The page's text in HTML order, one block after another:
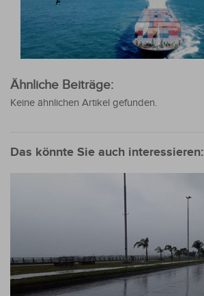
Ähnliche Beiträge:
Keine ähnlichen Artikel gefunden.
Das könnte Sie auch interessieren: